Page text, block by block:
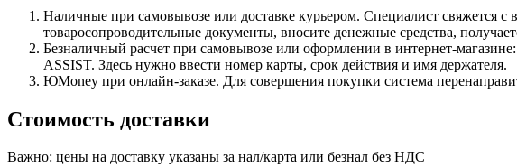
Наличные при самовывозе или доставке курьером. Специалист свяжется
товаросопроводительные документы, вносите денежные средства,
Безналичный расчет при самовывозе или оформлении в интернет-
ASSIST. Здесь нужно ввести номер карты, срок действия и имя держателя.
ЮMoney при онлайн-заказе. Для совершения покупки система
Стоимость доставки
Важно: цены на доставку указаны за нал/карта или безнал без НДС